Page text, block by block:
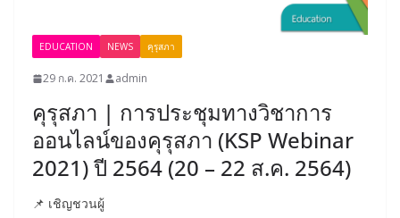
EDUCATION NEWS คุรุสภา
29 ก.ค. 2021 admin
คุรุสภา | การประชุมทางวิชาการ
ออนไลน์ของคุรุสภา (KSP Webinar
2021) ปี 2564 (20 – 22 ส.ค. 2564)
📌 เชิญชวนผู้